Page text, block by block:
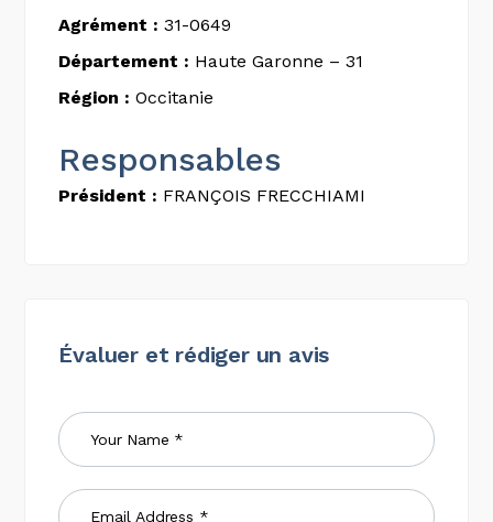
Agrément : 31-0649
Département : Haute Garonne – 31
Région : Occitanie
Responsables
Président : FRANÇOIS FRECCHIAMI
Évaluer et rédiger un avis